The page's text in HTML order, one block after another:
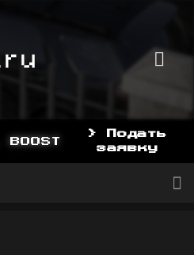
YDDY
> Подать
заявку